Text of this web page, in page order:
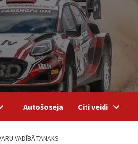
Autošoseja Citi veidi
VADĪBĀ TANAKS